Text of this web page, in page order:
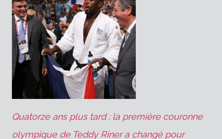
Quatorze ans plus tard : la première couronne
olympique de Teddy Riner a changé pour